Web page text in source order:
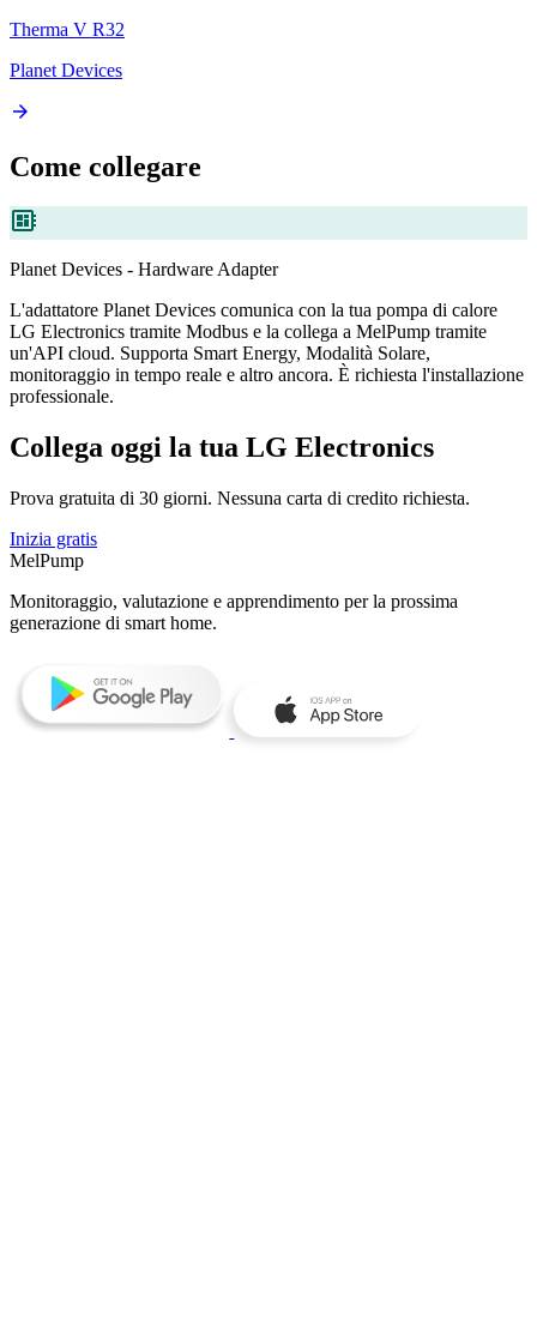
Therma V R32
Planet Devices
arrow_forward
Come collegare
developer_board
Planet Devices - Hardware Adapter
L'adattatore Planet Devices comunica con la tua pompa di calore
LG Electronics tramite Modbus e la collega a MelPump tramite
un'API cloud. Supporta Smart Energy, Modalità Solare,
monitoraggio in tempo reale e altro ancora. È richiesta l'installazione
professionale.
Collega oggi la tua LG Electronics
Prova gratuita di 30 giorni. Nessuna carta di credito richiesta.
Inizia gratis
MelPump
Monitoraggio, valutazione e apprendimento per la prossima
generazione di smart home.